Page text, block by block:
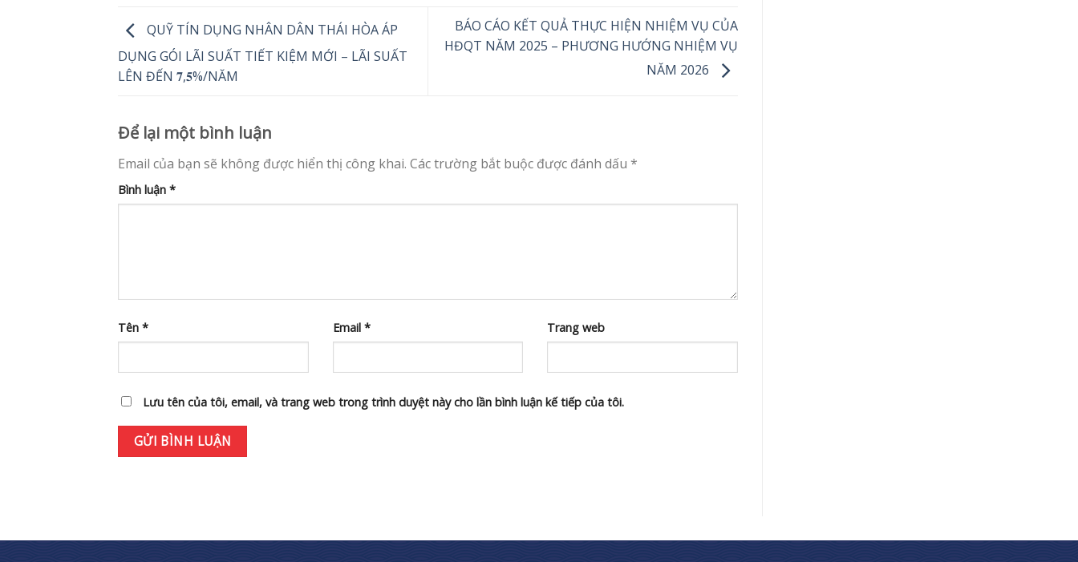
QUỸ TÍN DỤNG NHÂN DÂN THÁI HÒA ÁP
DỤNG GÓI LÃI SUẤT TIẾT KIỆM MỚI – LÃI SUẤT
LÊN ĐẾN 𝟕,𝟓%/NĂM
BÁO CÁO KẾT QUẢ THỰC HIỆN NHIỆM VỤ CỦA
HĐQT NĂM 2025 – PHƯƠNG HƯỚNG NHIỆM VỤ
NĂM 2026
Để lại một bình luận
Email của bạn sẽ không được hiển thị công khai. Các trường bắt buộc được đánh dấu *
Bình luận *
Tên * Email * Trang web
Lưu tên của tôi, email, và trang web trong trình duyệt này cho lần bình luận kế tiếp của tôi.